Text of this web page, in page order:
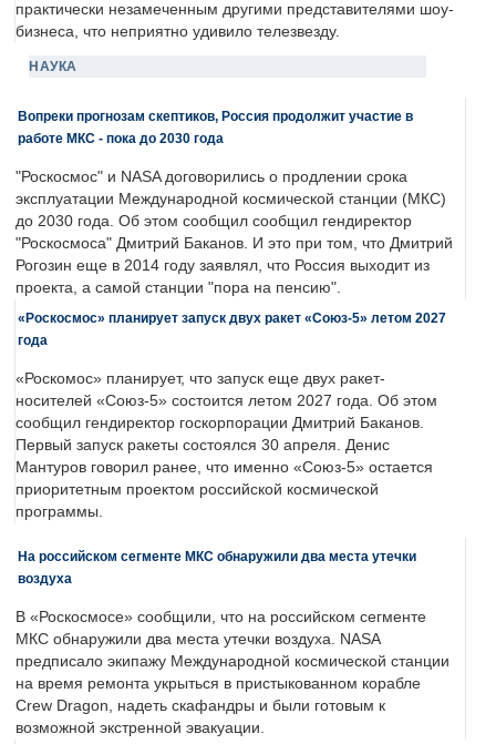
практически незамеченным другими представителями шоу-
бизнеса, что неприятно удивило телезвезду.
НАУКА
Вопреки прогнозам скептиков, Россия продолжит участие в
работе МКС - пока до 2030 года
"Роскосмос" и NASA договорились о продлении срока
эксплуатации Международной космической станции (МКС)
до 2030 года. Об этом сообщил сообщил гендиректор
"Роскосмоса" Дмитрий Баканов. И это при том, что Дмитрий
Рогозин еще в 2014 году заявлял, что Россия выходит из
проекта, а самой станции "пора на пенсию".
«Роскосмос» планирует запуск двух ракет «Союз-5» летом 2027
года
«Роскомос» планирует, что запуск еще двух ракет-
носителей «Союз-5» состоится летом 2027 года. Об этом
сообщил гендиректор госкорпорации Дмитрий Баканов.
Первый запуск ракеты состоялся 30 апреля. Денис
Мантуров говорил ранее, что именно «Союз-5» остается
приоритетным проектом российской космической
программы.
На российском сегменте МКС обнаружили два места утечки
воздуха
В «Роскосмосе» сообщили, что на российском сегменте
МКС обнаружили два места утечки воздуха. NASA
предписало экипажу Международной космической станции
на время ремонта укрыться в пристыкованном корабле
Crew Dragon, надеть скафандры и были готовым к
возможной экстренной эвакуации.